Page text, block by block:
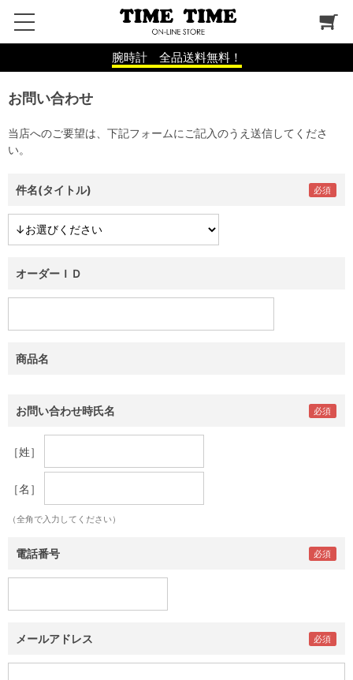
腕時計 全品送料無料！
お問い合わせ
当店へのご要望は、下記フォームにご記入のうえ送信してくださ
い。
件名(タイトル)
オーダーＩＤ
商品名
お問い合わせ時氏名
［姓］
［名］
（全角で入力してください）
電話番号
メールアドレス